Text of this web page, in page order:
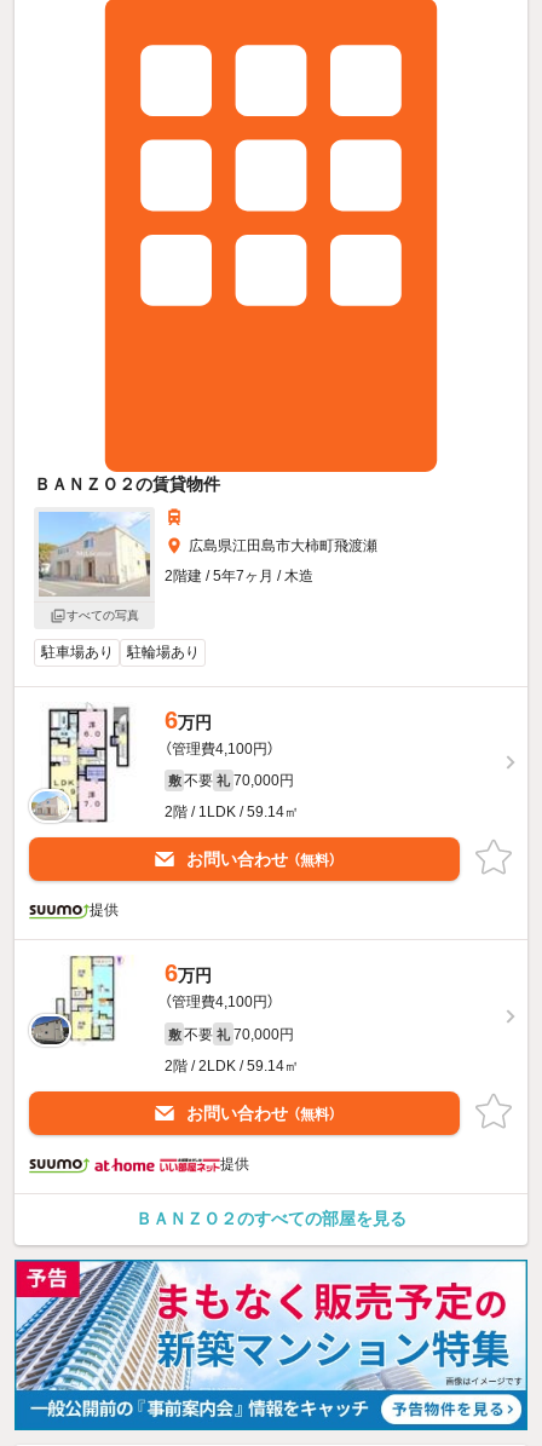
ＢＡＮＺＯ２の賃貸物件
すべての写真
広島県江田島市大柿町飛渡瀬
2階建 / 5年7ヶ月 / 木造
駐車場あり 駐輪場あり
6万円
（管理費4,100円）
敷 不要 礼 70,000円
2階 / 1LDK / 59.14㎡
お問い合わせ （無料）
提供
6万円
（管理費4,100円）
敷 不要 礼 70,000円
2階 / 2LDK / 59.14㎡
お問い合わせ （無料）
提供
ＢＡＮＺＯ２のすべての部屋を見る